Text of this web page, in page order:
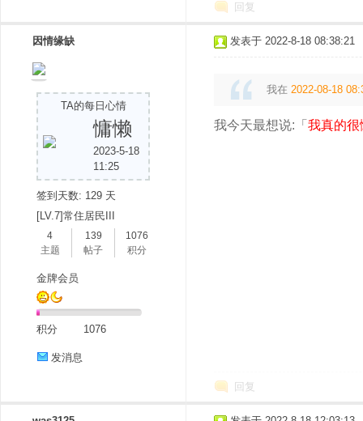
回复
因情缘缺
TA的每日心情
慵懒
2023-5-18
11:25
签到天数: 129 天
[LV.7]常住居民III
4
主题
139
帖子
1076
积分
金牌会员
积分 1076
发消息
发表于 2022-8-18 08:38:21
我在 2022-08-18
我今天最想说:「 我真的很
回复